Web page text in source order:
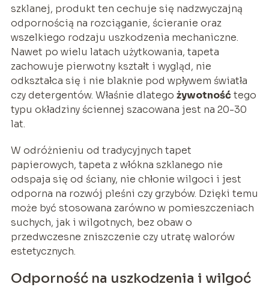
szklanej, produkt ten cechuje się nadzwyczajną
odpornością na rozciąganie, ścieranie oraz
wszelkiego rodzaju uszkodzenia mechaniczne.
Nawet po wielu latach użytkowania, tapeta
zachowuje pierwotny kształt i wygląd, nie
odkształca się i nie blaknie pod wpływem światła
czy detergentów. Właśnie dlatego żywotnośćtego
typu okładziny ściennej szacowana jest na 20-30
lat.
W odróżnieniu od tradycyjnych tapet
papierowych, tapeta z włókna szklanego nie
odspaja się od ściany, nie chłonie wilgoci i jest
odporna na rozwój pleśni czy grzybów. Dzięki temu
może być stosowana zarówno w pomieszczeniach
suchych, jak i wilgotnych, bez obaw o
przedwczesne zniszczenie czy utratę walorów
estetycznych.
Odporność na uszkodzenia i wilgoć